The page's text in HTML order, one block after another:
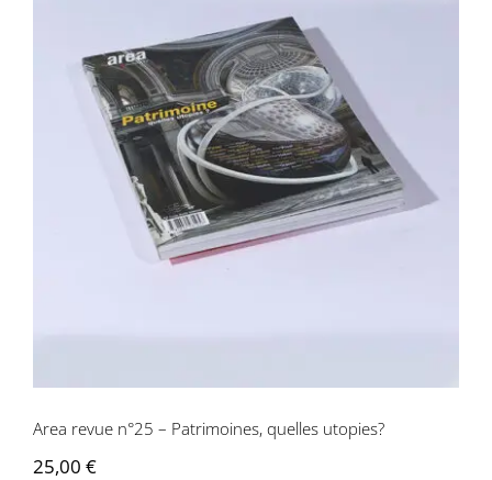
Area revue n°25 – Patrimoines, quelles
utopies?
Area revue n°25 – Patrimoines, quelles utopies?
25,00 €